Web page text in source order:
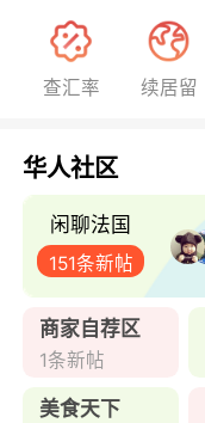
查汇率 续居留
华人社区
闲聊法国
151条新帖
商家自荐区
1条新帖
美食天下